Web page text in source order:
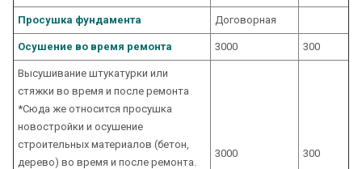
Просушка фундамента Договорная
Осушение во время ремонта 3000 300
Высушивание штукатурки или
стяжки во время и после ремонта
*Сюда же относится просушка
новостройки и осушение
строительных материалов (бетон,
дерево) во время и после ремонта.
3000 300